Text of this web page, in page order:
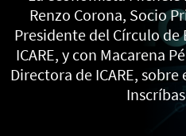
Renzo Corona, Socio
Presidente del Círculo de
ICARE, y con Macarena
Directora de ICARE,